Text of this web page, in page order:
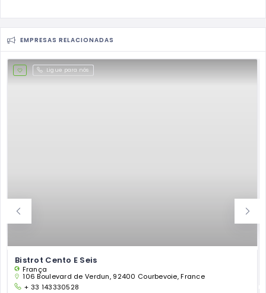
EMPRESAS RELACIONADAS
Ligue para nós
Bistrot Cento E Seis
França
106 Boulevard de Verdun, 92400 Courbevoie, France
+ 33 143330528